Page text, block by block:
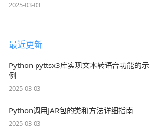
2025-03-03
最近更新
Python pyttsx3库实现文本转语音功能的示
例
2025-03-03
Python调用JAR包的类和方法详细指南
2025-03-03